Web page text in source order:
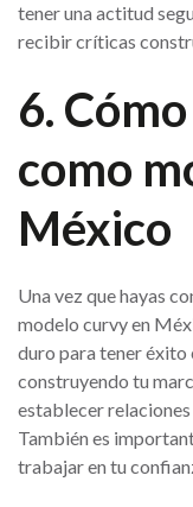
tener una actitud
recibir críticas
6.
como
México
Una vez que hayas
modelo curvy en
duro para tener éxito
construyendo tu
establecer
También es
trabajar en tu